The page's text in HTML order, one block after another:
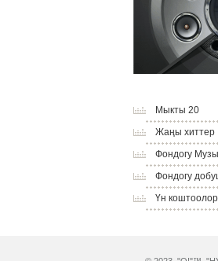
Мыкты 20
Жаңы хиттер
Фондогу
Фондогу
Үн коштоолор